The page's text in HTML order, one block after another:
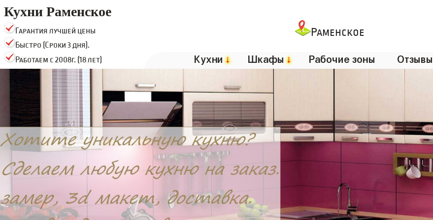
Кухни Раменское
Гарантия лучшей цены
Быстро (Сроки 3 дня).
Работаем с 2008г. (18 лет)
Раменское
Кухни↓ Шкафы↓ Рабочие зоны Отзывы